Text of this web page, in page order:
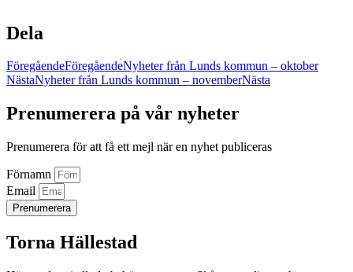
Dela
FöregåendeFöregåendeNyheter från Lunds kommun – oktober
NästaNyheter från Lunds kommun – novemberNästa
Prenumerera på vår nyheter
Prenumerera för att få ett mejl när en nyhet publiceras
Förnamn
Email
Prenumerera
Torna Hällestad